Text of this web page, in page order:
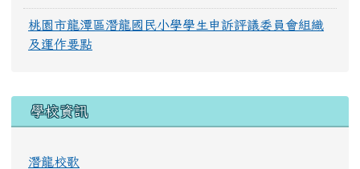
桃園市龍潭區潛龍國民小學學生申訴評議委員會組織
及運作要點
學校資訊
潛龍校歌